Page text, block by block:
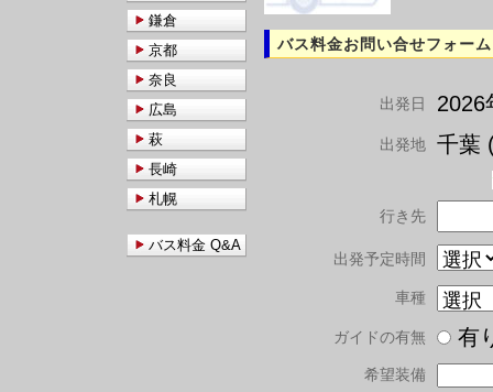
バス料金お問い合せフォーム
出発日 2026
出発地 千葉
行き先
出発予定時間
車種
ガイドの有無
希望装備
鎌倉
京都
奈良
広島
萩
長崎
札幌
バス料金 Q&A